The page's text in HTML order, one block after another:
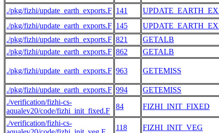
./pkg/fizhi/update_earth_exports.F 141
./pkg/fizhi/update_earth_exports.F 145
./pkg/fizhi/update_earth_exports.F 821
GETALB
./pkg/fizhi/update_earth_exports.F 862 GETALB
./pkg/fizhi/update_earth_exports.F 963 GETEMISS
./pkg/fizhi/update_earth_exports.F 994
GETEMISS
./verification/fizhi-cs-
aqualev20/code/fizhi_init_fixed.F
84
FIZHI_INIT_FIXED
./verification/fizhi-cs-
118
FIZHI_INIT_VEG